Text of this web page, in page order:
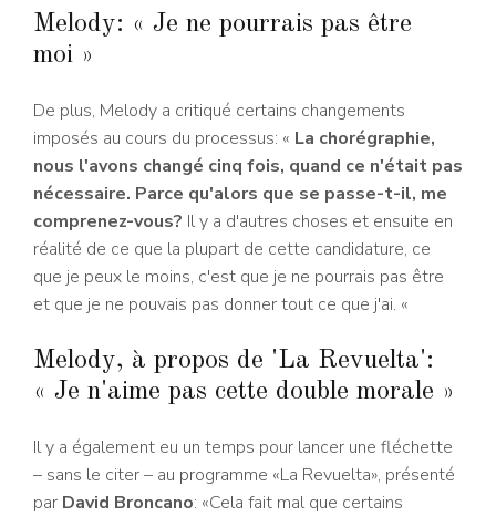
Melody: « Je ne pourrais pas être
moi »
De plus, Melody a critiqué certains changements
imposés au cours du processus: « La chorégraphie,
nous l'avons changé cinq fois, quand ce n'était pas
nécessaire. Parce qu'alors que se passe-t-il, me
comprenez-vous? Il y a d'autres choses et ensuite en
réalité de ce que la plupart de cette candidature, ce
que je peux le moins, c'est que je ne pourrais pas être
et que je ne pouvais pas donner tout ce que j'ai. «
Melody, à propos de 'La Revuelta':
« Je n'aime pas cette double morale »
Il y a également eu un temps pour lancer une fléchette
– sans le citer – au programme «La Revuelta», présenté
par David Broncano: «Cela fait mal que certains